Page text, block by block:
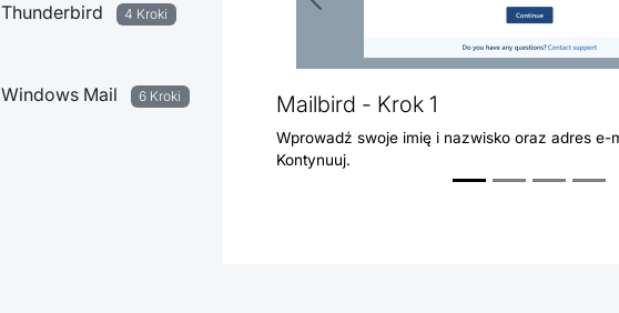
Thunderbird 4 Kroki
Windows Mail 6 Kroki Mailbird - Krok 1
Wprowadź swoje imię i nazwisko oraz adres e-
Kontynuuj.
Poprzedni